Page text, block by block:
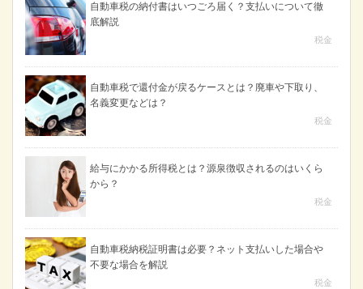
自動車税の納付書はいつごろ届く？支払いについて徹
底解説
税金
自動車税で還付金が戻るケースとは？廃車や下取り、
名義変更などは？
税金
給与にかかる所得税とは？源泉徴収されるのはいくら
から？
税金
自動車税納税証明書は必要？ネット支払いした場合や
不要な場合を解説
税金